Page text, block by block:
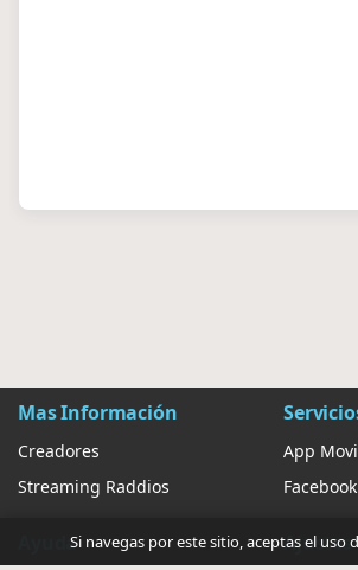
Mas Información
Creadores
Streaming Raddios
App
Facebook
Ayuda Ajustes
Si navegas por este sitio, aceptas el uso